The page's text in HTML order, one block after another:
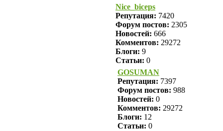
Nice_biceps
Репутация: 7420
Форум постов: 2305
Новостей: 666
Комментов: 29272
Блоги: 9
Статьи: 0
GOSUMAN
Репутация: 7397
Форум постов: 988
Новостей: 0
Комментов: 29272
Блоги: 12
Статьи: 0